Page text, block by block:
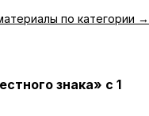
по категории →
знака» с 1